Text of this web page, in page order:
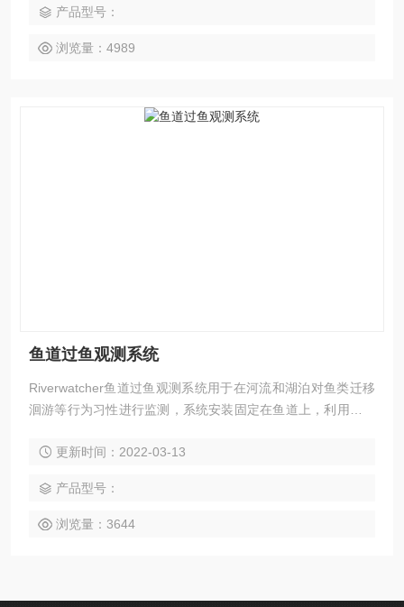
产品型号：
浏览量：4989
鱼道过鱼观测系统
Riverwatcher鱼道过鱼观测系统用于在河流和湖泊对鱼类迁移
洄游等行为习性进行监测，系统安装固定在鱼道上，利用红外
数、物种识别和轮廓图像记录。
更新时间：2022-03-13
产品型号：
浏览量：3644